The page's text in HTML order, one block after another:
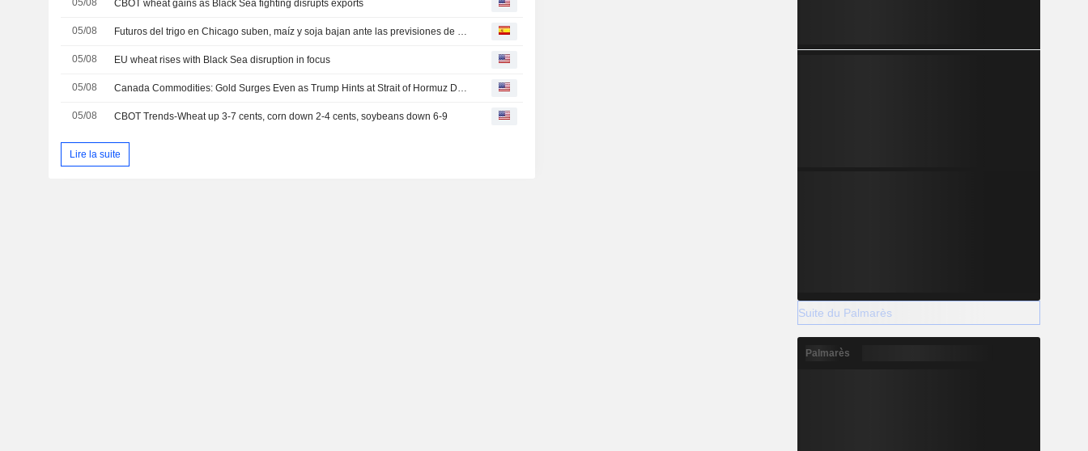
05/08 CBOT wheat gains as Black Sea fighting disrupts exports
05/08 Futuros del trigo en Chicago suben, maíz y soja bajan ante las previsiones de lluvias
05/08 EU wheat rises with Black Sea disruption in focus
05/08 Canada Commodities: Gold Surges Even as Trump Hints at Strait of Hormuz Deal; Oil Mixed
05/08 CBOT Trends-Wheat up 3-7 cents, corn down 2-4 cents, soybeans down 6-9
Lire la suite
Suite du Palmarès
Palmarès